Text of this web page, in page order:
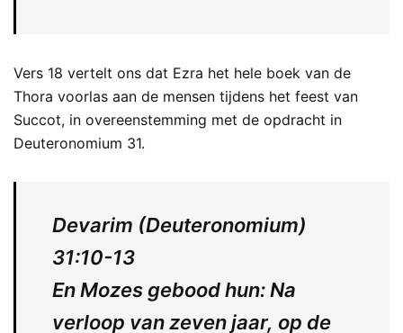
Vers 18 vertelt ons dat Ezra het hele boek van de
Thora voorlas aan de mensen tijdens het feest van
Succot, in overeenstemming met de opdracht in
Deuteronomium 31.
Devarim (Deuteronomium)
31:10-13
En Mozes gebood hun: Na
verloop van zeven jaar, op de